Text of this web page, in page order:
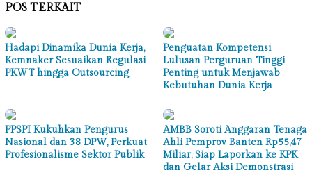
POS TERKAIT
Hadapi Dinamika Dunia Kerja,
Kemnaker Sesuaikan Regulasi
PKWT hingga Outsourcing
Penguatan Kompetensi
Lulusan Perguruan Tinggi
Penting untuk Menjawab
Kebutuhan Dunia Kerja
PPSPI Kukuhkan Pengurus
Nasional dan 38 DPW, Perkuat
Profesionalisme Sektor Publik
AMBB Soroti Anggaran Tenaga
Ahli Pemprov Banten Rp55,47
Miliar, Siap Laporkan ke KPK
dan Gelar Aksi Demonstrasi